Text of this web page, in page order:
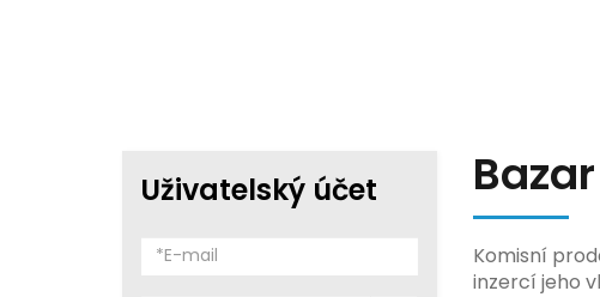
Uživatelský účet Bazar
Komisní
inzercí jeho